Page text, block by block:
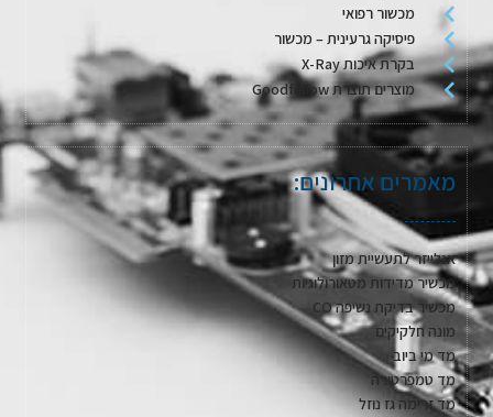
מכשור רפואי
פיסיקה גרעינית – מכשור
בקרת איכות X-Ray
מוצרים תוצרת Goodfellow
מאמרים אחרונים:
אנלייזר לתעשיית מזון
מכשיר מדידות מטאורולוגיות
מכשיר בדיקת נשיפה CO
מונה חלקיקים
מד מי ביוב
מד טמפרטורה
מד זרימה גז נוזל